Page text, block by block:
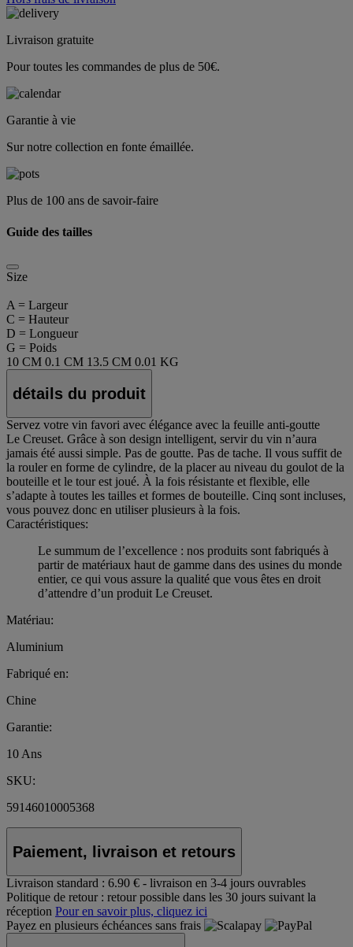
Livraison gratuite
Pour toutes les commandes de plus de 50€.
Garantie à vie
Sur notre collection en fonte émaillée.
Plus de 100 ans de savoir-faire
Guide des tailles
Size
A = Largeur
C = Hauteur
D = Longueur
G = Poids
10 CM 0.1 CM 13.5 CM 0.01 KG
détails du produit
Servez votre vin favori avec élégance avec la feuille anti-goutte
Le Creuset. Grâce à son design intelligent, servir du vin n’aura
jamais été aussi simple. Pas de goutte. Pas de tache. Il vous suffit de
la rouler en forme de cylindre, de la placer au niveau du goulot de la
bouteille et le tour est joué. À la fois résistante et flexible, elle
s’adapte à toutes les tailles et formes de bouteille. Cinq sont incluses,
vous pouvez donc en utiliser plusieurs à la fois.
Caractéristiques:
Le summum de l’excellence : nos produits sont fabriqués à
partir de matériaux haut de gamme dans des usines du monde
entier, ce qui vous assure la qualité que vous êtes en droit
d’attendre d’un produit Le Creuset.
Matériau:
Aluminium
Fabriqué en:
Chine
Garantie:
10 Ans
SKU:
59146010005368
Paiement, livraison et retours
Livraison standard : 6.90 € - livraison en 3-4 jours ouvrables
Politique de retour : retour possible dans les 30 jours suivant la
réception Pour en savoir plus, cliquez ici
Payez en plusieurs échéances sans frais